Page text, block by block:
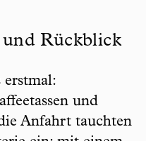
Rückblick
erstmal:
und
Anfahrt tauchten